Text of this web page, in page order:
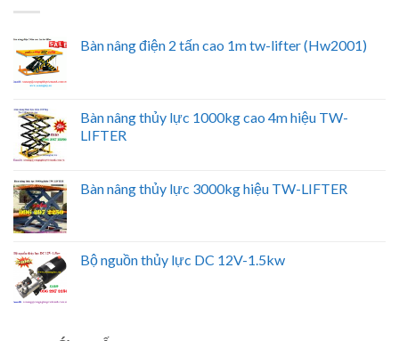
Bàn nâng điện 2 tấn cao 1m tw-lifter (Hw2001)
Bàn nâng thủy lực 1000kg cao 4m hiệu TW-
LIFTER
Bàn nâng thủy lực 3000kg hiệu TW-LIFTER
Bộ nguồn thủy lực DC 12V-1.5kw